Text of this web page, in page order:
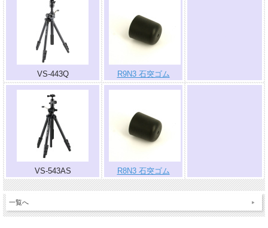
VS-443Q R9N3 石突ゴム
VS-543AS R8N3 石突ゴム
一覧へ